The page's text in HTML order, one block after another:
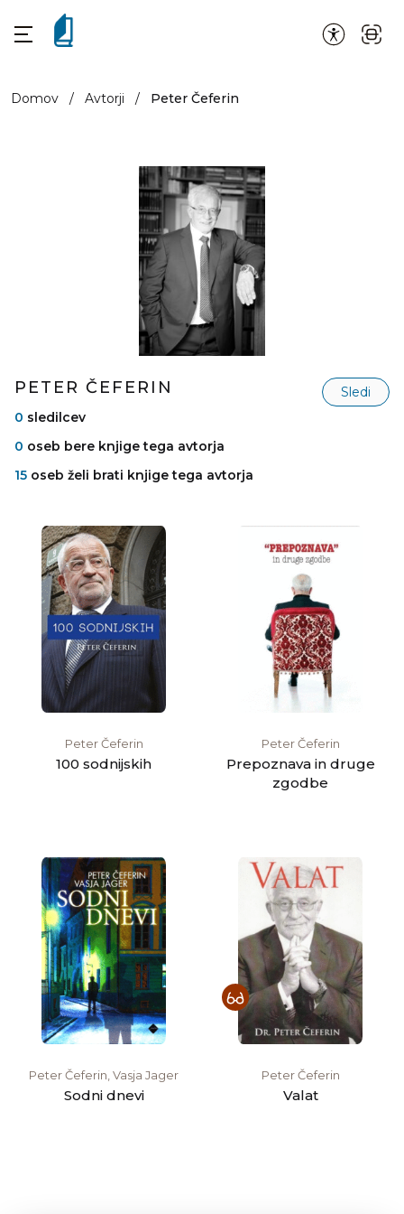
Domov / Avtorji / Peter Čeferin
PETER ČEFERIN
Sledi
0 sledilcev
0 oseb bere knjige tega avtorja
15 oseb želi brati knjige tega avtorja
Peter Čeferin
100 sodnijskih
Peter Čeferin
Prepoznava in druge
zgodbe
Peter Čeferin, Vasja Jager
Sodni dnevi
Peter Čeferin
Valat